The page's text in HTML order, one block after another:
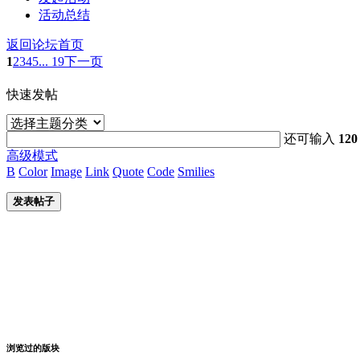
活动总结
返回论坛首页
12345... 19下一页
快速发帖
还可输入 120
高级模式
B Color Image Link Quote Code Smilies
发表帖子
浏览过的版块